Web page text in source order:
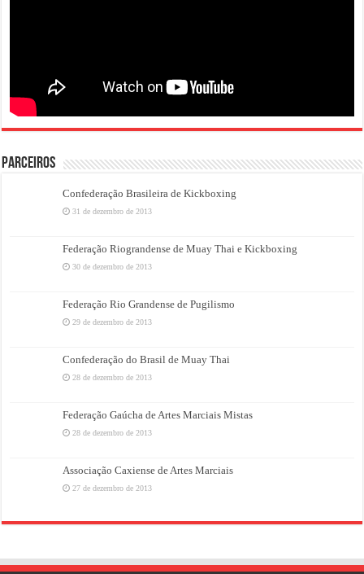
PARCEIROS
Confederação Brasileira de Kickboxing
31 de dezembro de 2013
Federação Riograndense de Muay Thai e Kickboxing
30 de dezembro de 2013
Federação Rio Grandense de Pugilismo
29 de dezembro de 2013
Confederação do Brasil de Muay Thai
28 de dezembro de 2013
Federação Gaúcha de Artes Marciais Mistas
28 de dezembro de 2013
Associação Caxiense de Artes Marciais
27 de dezembro de 2013